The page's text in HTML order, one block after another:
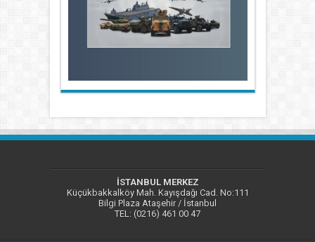
İSTANBUL MERKEZ
Küçükbakkalköy Mah. Kayışdağı Cad. No:111
Bilgi Plaza Ataşehir / İstanbul
TEL: (0216) 461 00 47